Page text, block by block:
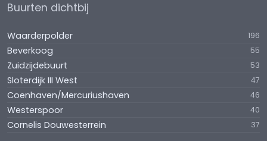
Buurten dichtbij
Waarderpolder 196
Beverkoog 55
Zuidzijdebuurt 53
Sloterdijk III West 47
Coenhaven/Mercuriushaven 46
Westerspoor 40
Cornelis Douwesterrein 37